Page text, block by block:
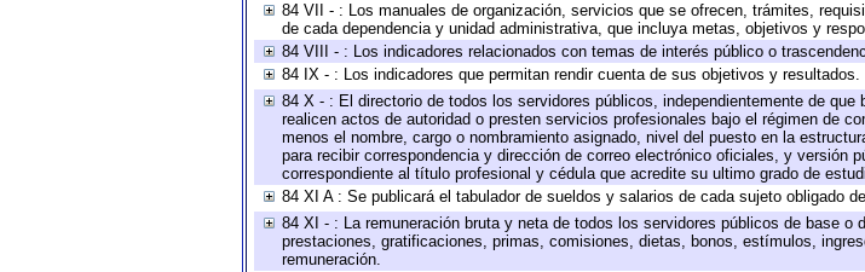
84 VII - : Los manuales de organización, servicios que se ofrecen, trámites,
de cada dependencia y unidad administrativa, que incluya metas, objetivos y
84 VIII - : Los indicadores relacionados con temas de interés público o
84 IX - : Los indicadores que permitan rendir cuenta de sus objetivos y resultados.
84 X - : El directorio de todos los servidores públicos, independientemente de
realicen actos de autoridad o presten servicios profesionales bajo el régimen de
menos el nombre, cargo o nombramiento asignado, nivel del puesto en la
para recibir correspondencia y dirección de correo electrónico oficiales, y versión
correspondiente al título profesional y cédula que acredite su ultimo grado de
84 XI A : Se publicará el tabulador de sueldos y salarios de cada sujeto obligado
84 XI - : La remuneración bruta y neta de todos los servidores públicos de base
prestaciones, gratificaciones, primas, comisiones, dietas, bonos, estímulos,
remuneración.